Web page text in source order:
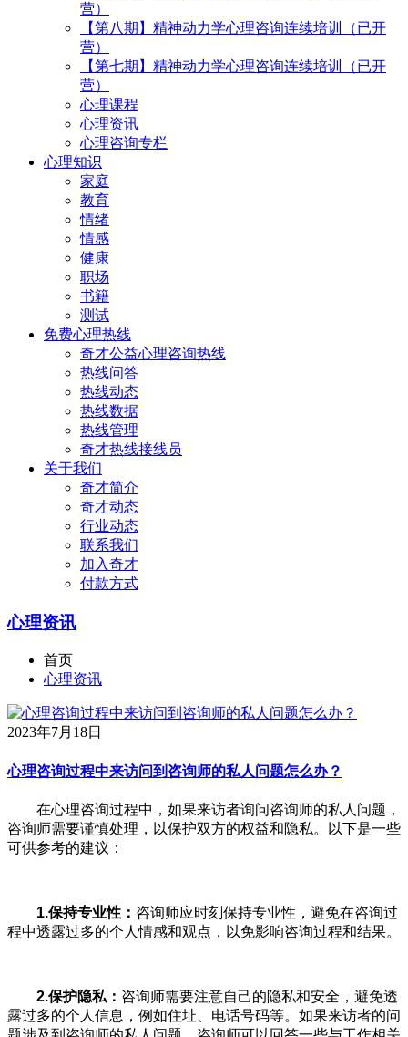
营）
【第八期】精神动力学心理咨询连续培训（已开
营）
【第七期】精神动力学心理咨询连续培训（已开
营）
心理课程
心理资讯
心理咨询专栏
心理知识
家庭
教育
情绪
情感
健康
职场
书籍
测试
免费心理热线
奇才公益心理咨询热线
热线问答
热线动态
热线数据
热线管理
奇才热线接线员
关于我们
奇才简介
奇才动态
行业动态
联系我们
加入奇才
付款方式
心理资讯
首页
心理资讯
2023年7月18日
心理咨询过程中来访问到咨询师的私人问题怎么办？
在心理咨询过程中，如果来访者询问咨询师的私人问题，
咨询师需要谨慎处理，以保护双方的权益和隐私。以下是一些
可供参考的建议：
1.保持专业性： 咨询师应时刻保持专业性，避免在咨询过
程中透露过多的个人情感和观点，以免影响咨询过程和结果。
2.保护隐私： 咨询师需要注意自己的隐私和安全，避免透
露过多的个人信息，例如住址、电话号码等。如果来访者的问